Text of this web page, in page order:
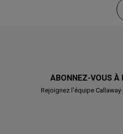
ABONNEZ-VOUS À
Rejoignez l'équipe